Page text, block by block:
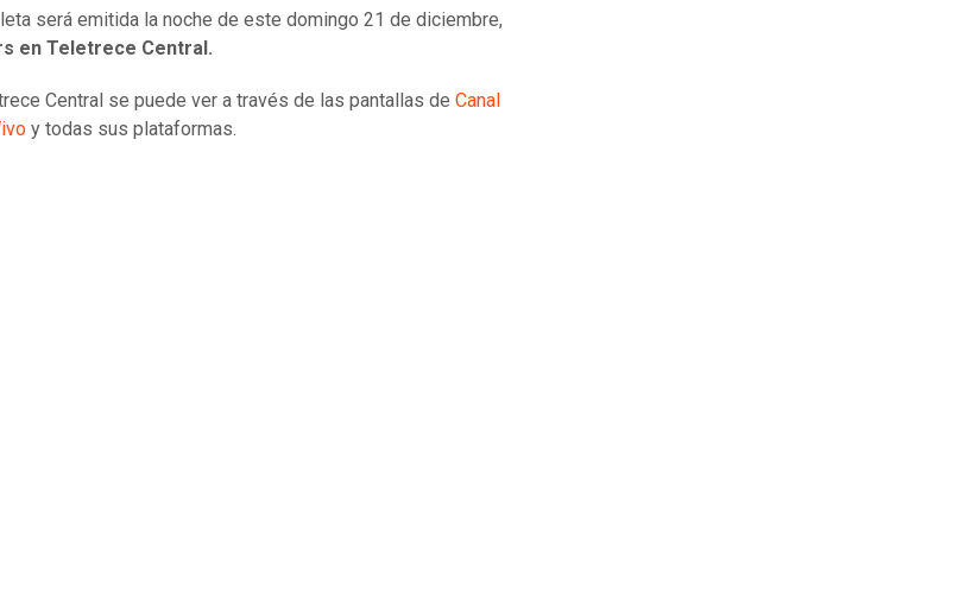
será emitida la noche de este domingo 21 de diciembre,
en Teletrece Central.
Central se puede ver a través de las pantallas de Canal
y todas sus plataformas.